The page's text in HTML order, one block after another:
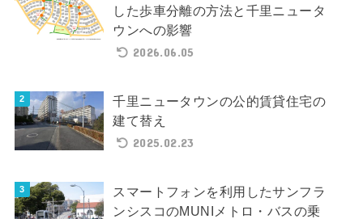
した歩車分離の方法と千里ニュータ
ウンへの影響
2026.06.05
千里ニュータウンの公的賃貸住宅の
建て替え
2025.02.23
スマートフォンを利用したサンフラ
ンシスコのMUNIメトロ・バスの乗